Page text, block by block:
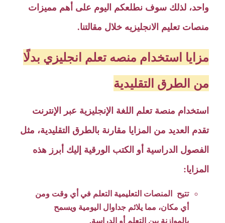
واحد، لذلك سوف نطلعكم اليوم على أهم مميزات
منصات تعليم الانجليزيه خلال مقالتنا.
مزايا استخدام منصه تعلم انجليزي بدلًا
من الطرق التقليدية
استخدام منصة تعلم اللغة الإنجليزية عبر الإنترنت
تقدم العديد من المزايا مقارنة بالطرق التقليدية، مثل
الفصول الدراسية أو الكتب الورقية إليك أبرز هذه
المزايا:
تتيح المنصات التعليمية التعلم في أي وقت ومن
أي مكان، مما يلائم جداوال اليومية ويسمح
بالموازنة بين التعلم أو الدراسة.